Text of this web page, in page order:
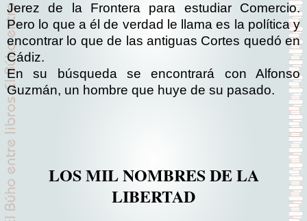
Jerez de la Frontera para estudiar Comercio.
Pero lo que a él de verdad le llama es la política y
encontrar lo que de las antiguas Cortes quedó en
Cádiz.
En su búsqueda se encontrará con Alfonso
Guzmán, un hombre que huye de su pasado.
LOS MIL NOMBRES DE LA
LIBERTAD